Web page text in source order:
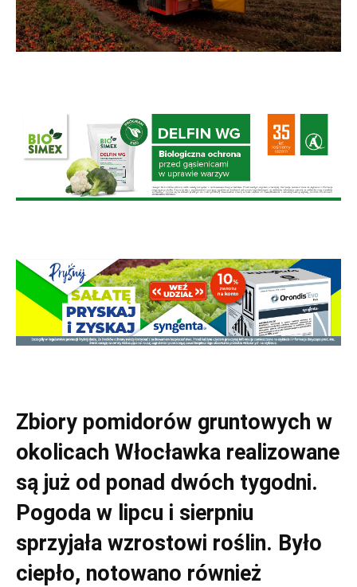
Zbiory pomidorów gruntowych w
okolicach Włocławka realizowane
są już od ponad dwóch tygodni.
Pogoda w lipcu i sierpniu
sprzyjała wzrostowi roślin. Było
ciepło, notowano również